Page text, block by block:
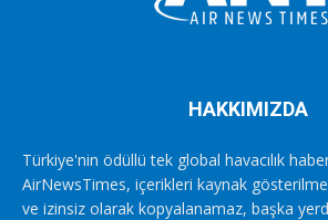
HAKKIMIZDA
Türkiye'nin ödüllü tek global havacılık
AirNewsTimes, içerikleri kaynak
ve izinsiz olarak kopyalanamaz, başka